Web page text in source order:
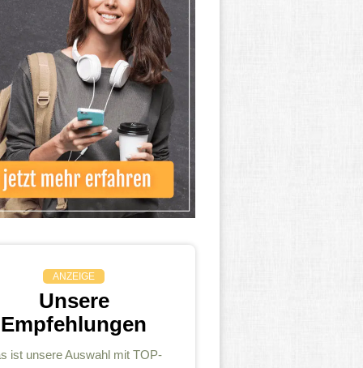
ANZEIGE
Unsere
Empfehlungen
ist unsere Auswahl mit TOP-